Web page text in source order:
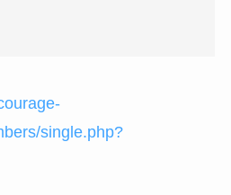
single.php?